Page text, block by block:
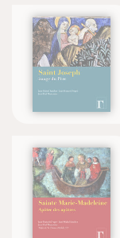
Saint
Jean-
Jean-
Jean-
Sainte
Jean-
Jean-